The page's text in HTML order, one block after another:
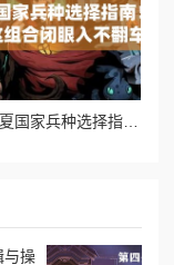
无悔入华夏国家兵种选择指南！爆肝实测这组合闭眼入不翻车
与操